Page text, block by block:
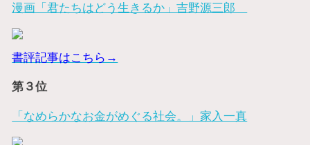
漫画「君たちはどう生きるか」吉野源三郎
書評記事はこちら→
第３位
「なめらかなお金がめぐる社会。」家入一真